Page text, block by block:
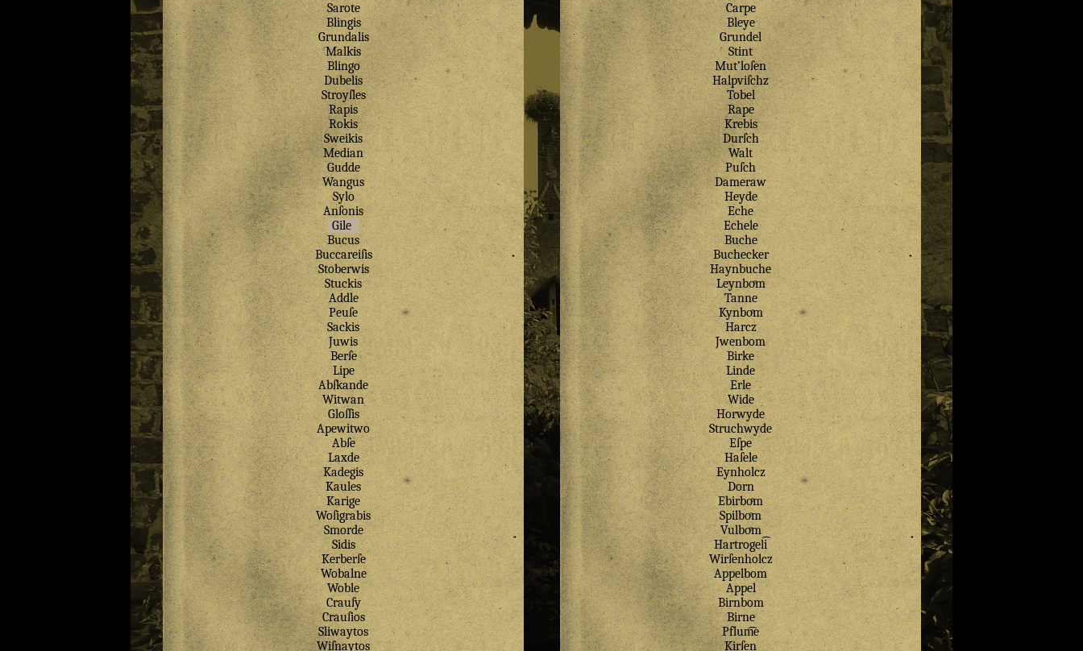
Sarote
Blingis
Grundalis
Malkis
Blingo
Dubelis
Stroyſles
Rapis
Rokis
Sweikis
Median
Gudde
Wangus
Sylo
Anſonis
Gile
Bucus
Buccareiſis
Stoberwis
Stuckis
Addle
Peuſe
Sackis
Juwis
Berſe
Lipe
Abſkande
Witwan
Gloſſis
Apewitwo
Abſe
Laxde
Kadegis
Kaules
Karige
Woſigrabis
Smorde
Sidis
Kerberſe
Wobalne
Woble
Crauſy
Crauſios
Sliwaytos
Wiſnaytos
Carpe
Bleye
Grundel
Stint
Mut’loſen
Halpviſchz
Tobel
Rape
Krebis
Durſch
Walt
Puſch
Dameraw
Heyde
Eche
Echele
Buche
Buchecker
Haynbuche
Leynboͤm
Tanne
Kynboͤm
Harcz
Jwenbom
Birke
Linde
Erle
Wide
Horwyde
Struchwyde
Eſpe
Haſele
Eynholcz
Dorn
Ebirboͤm
Spilboͤm
Vulboͤm
Hartrogel͡i
Wirſenholcz
Appelbom
Appel
Birnbom
Birne
Pflum͡e
Kirſen